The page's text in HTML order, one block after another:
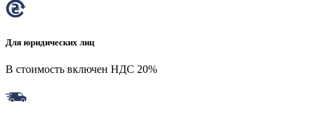
Для юридических лиц
В стоимость включен НДС 20%